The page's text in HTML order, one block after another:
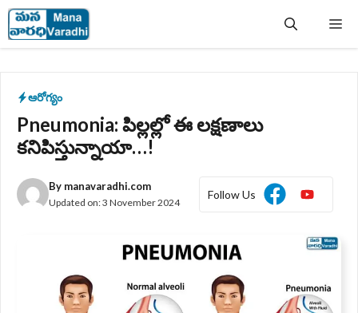
Skip
to
content
ఆరోగ్యం
Pneumonia: పిల్లల్లో ఈ లక్షణాలు
కనిపిస్తున్నాయా…!
By manavaradhi.com
Updated on:3 November 2024
Follow Us